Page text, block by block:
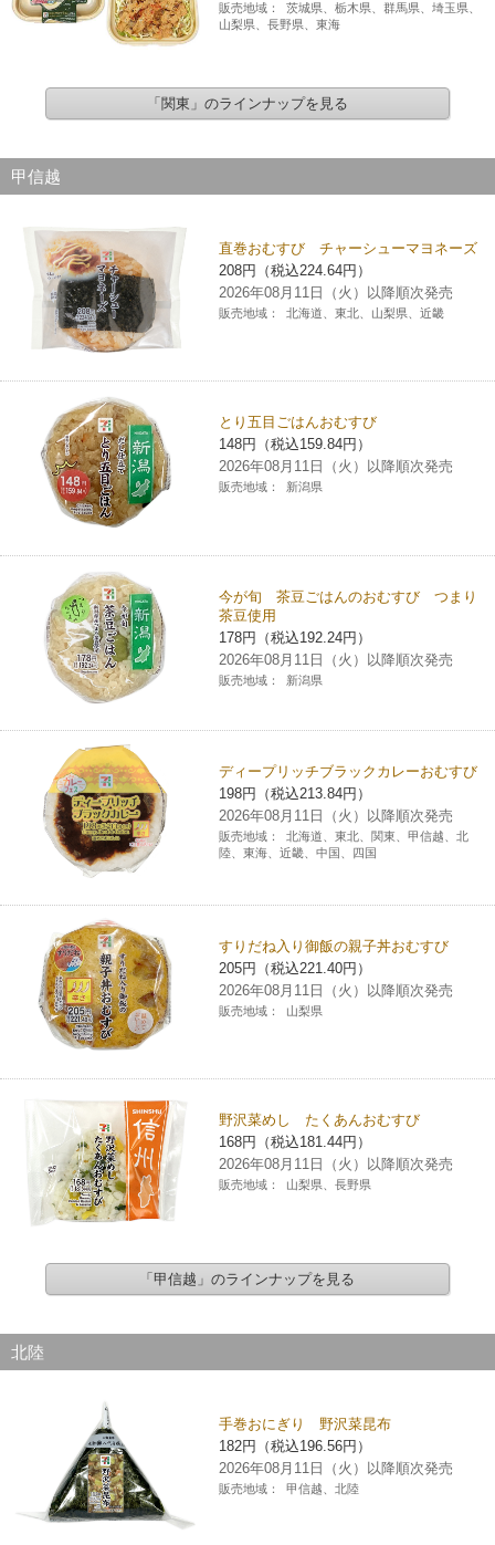
販売地域：
茨城県、栃木県、群馬県、埼玉県、
山梨県、長野県、東海
「関東」のラインナップを見る
甲信越
直巻おむすび チャーシューマヨネーズ
208円（税込224.64円）
2026年08月11日（火）以降順次発売
販売地域： 北海道、東北、山梨県、近畿
とり五目ごはんおむすび
148円（税込159.84円）
2026年08月11日（火）以降順次発売
販売地域： 新潟県
今が旬 茶豆ごはんのおむすび つまり
茶豆使用
178円（税込192.24円）
2026年08月11日（火）以降順次発売
販売地域： 新潟県
ディープリッチブラックカレーおむすび
198円（税込213.84円）
2026年08月11日（火）以降順次発売
販売地域：
北海道、東北、関東、甲信越、北
陸、東海、近畿、中国、四国
すりだね入り御飯の親子丼おむすび
205円（税込221.40円）
2026年08月11日（火）以降順次発売
販売地域： 山梨県
野沢菜めし たくあんおむすび
168円（税込181.44円）
2026年08月11日（火）以降順次発売
販売地域： 山梨県、長野県
「甲信越」のラインナップを見る
北陸
手巻おにぎり 野沢菜昆布
182円（税込196.56円）
2026年08月11日（火）以降順次発売
販売地域： 甲信越、北陸